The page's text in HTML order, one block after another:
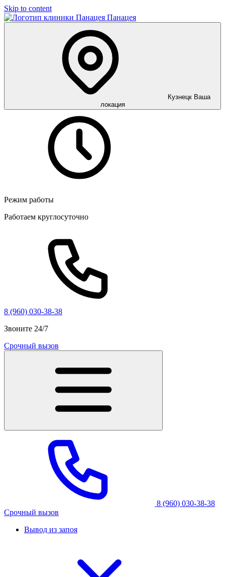
Skip to content
Панацея
Кузнецк Ваша
локация
Режим работы
Работаем круглосуточно
8 (960) 030-38-38
Звоните 24/7
Срочный вызов
8 (960) 030-38-38
Срочный вызов
Вывод из запоя